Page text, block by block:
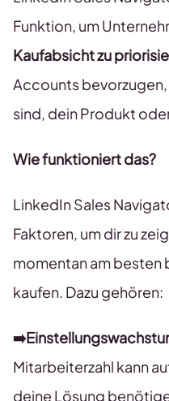
Funktion, um
Kaufabsicht zu
Accounts
sind, dein Produkt
Wie funktioniert das?
LinkedIn Sales
Faktoren, um dir zu
momentan am besten
kaufen. Dazu gehören:
Mitarbeiterzahl kann
deine Lösung